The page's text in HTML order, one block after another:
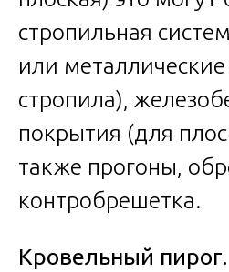
стропильная
или
стропила),
покрытия (для
также прогоны,
контробрешетка.
Кровельный пирог.